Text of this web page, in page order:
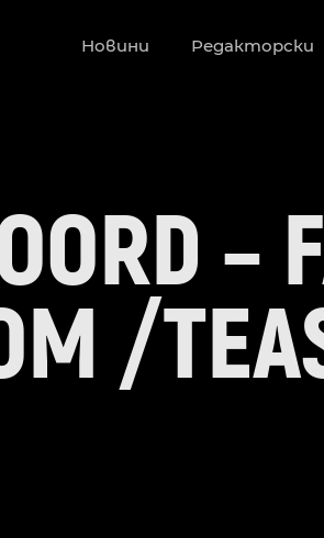
Новини Редакторски
–
/